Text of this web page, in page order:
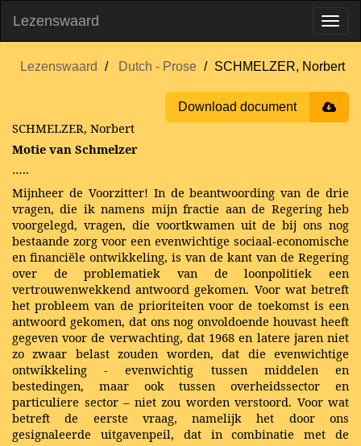
Lezenswaard
Lezenswaard Dutch - Prose SCHMELZER, Norbert
Download document
SCHMELZER, Norbert
Motie van Schmelzer
…..
Mijnheer de Voorzitter! In de beantwoording van de drie
vragen, die ik namens mijn fractie aan de Regering heb
voorgelegd, vragen, die voortkwamen uit de bij ons nog
bestaande zorg voor een evenwichtige sociaal-economische
en financiële ontwikkeling, is van de kant van de Regering
over de problematiek van de loonpolitiek een
vertrouwenwekkend antwoord gekomen. Voor wat betreft
het probleem van de prioriteiten voor de toekomst is een
antwoord gekomen, dat ons nog onvoldoende houvast heeft
gegeven voor de verwachting, dat 1968 en latere jaren niet
zo zwaar belast zouden worden, dat die evenwichtige
ontwikkeling - evenwichtig tussen middelen en
bestedingen, maar ook tussen overheidssector en
particuliere sector – niet zou worden verstoord. Voor wat
betreft de eerste vraag, namelijk het door ons
gesignaleerde uitgavenpeil, dat in combinatie met de